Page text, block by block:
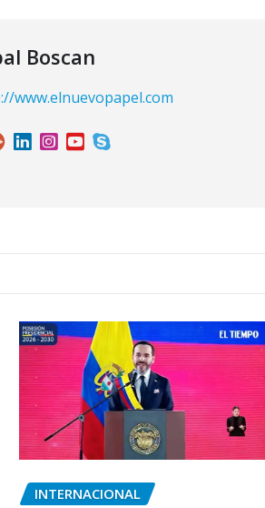
Boscan
www.elnuevopapel.com
INTERNACIONAL